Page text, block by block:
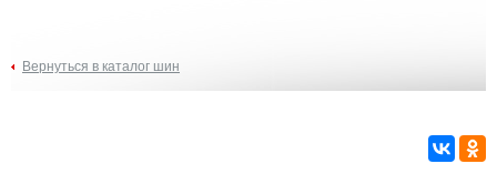
Вернуться в каталог шин